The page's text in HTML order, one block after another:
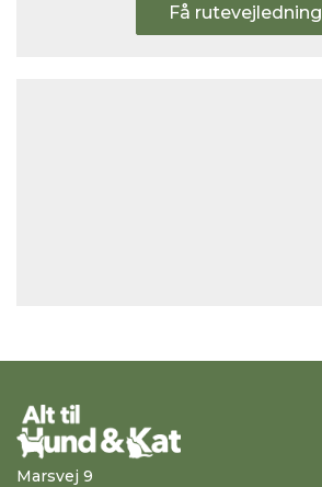
Få rutevejledning
Marsvej 9